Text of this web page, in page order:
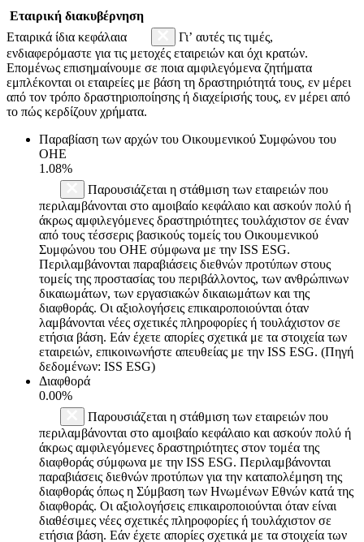
Εταιρική διακυβέρνηση
Εταιρικά ίδια κεφάλαια
Γι’ αυτές τις τιμές,
ενδιαφερόμαστε για τις μετοχές εταιρειών και όχι κρατών.
Επομένως επισημαίνουμε σε ποια αμφιλεγόμενα ζητήματα
εμπλέκονται οι εταιρείες με βάση τη δραστηριότητά τους, εν μέρει
από τον τρόπο δραστηριοποίησης ή διαχείρισής τους, εν μέρει από
το πώς κερδίζουν χρήματα.
Παραβίαση των αρχών του Οικουμενικού Συμφώνου του
ΟΗΕ
1.08%
Παρουσιάζεται η στάθμιση των εταιρειών που
περιλαμβάνονται στο αμοιβαίο κεφάλαιο και ασκούν πολύ ή
άκρως αμφιλεγόμενες δραστηριότητες τουλάχιστον σε έναν
από τους τέσσερις βασικούς τομείς του Οικουμενικού
Συμφώνου του ΟΗΕ σύμφωνα με την ISS ESG.
Περιλαμβάνονται παραβιάσεις διεθνών προτύπων στους
τομείς της προστασίας του περιβάλλοντος, των ανθρώπινων
δικαιωμάτων, των εργασιακών δικαιωμάτων και της
διαφθοράς. Οι αξιολογήσεις επικαιροποιούνται όταν
λαμβάνονται νέες σχετικές πληροφορίες ή τουλάχιστον σε
ετήσια βάση. Εάν έχετε απορίες σχετικά με τα στοιχεία των
εταιρειών, επικοινωνήστε απευθείας με την ISS ESG. (Πηγή
δεδομένων: ISS ESG)
Διαφθορά
0.00%
Παρουσιάζεται η στάθμιση των εταιρειών που
περιλαμβάνονται στο αμοιβαίο κεφάλαιο και ασκούν πολύ ή
άκρως αμφιλεγόμενες δραστηριότητες στον τομέα της
διαφθοράς σύμφωνα με την ISS ESG. Περιλαμβάνονται
παραβιάσεις διεθνών προτύπων για την καταπολέμηση της
διαφθοράς όπως η Σύμβαση των Ηνωμένων Εθνών κατά της
διαφθοράς. Οι αξιολογήσεις επικαιροποιούνται όταν είναι
διαθέσιμες νέες σχετικές πληροφορίες ή τουλάχιστον σε
ετήσια βάση. Εάν έχετε απορίες σχετικά με τα στοιχεία των